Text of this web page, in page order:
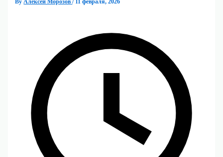
ByАлексей Морозов/ 11 февраля, 2026